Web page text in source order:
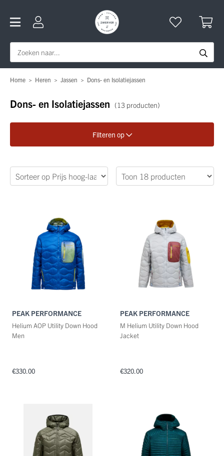
Home > Heren > Jassen > Dons- en Isolatiejassen
Dons- en Isolatiejassen (13 producten)
Filteren op
Verfijn je zoekopdracht
Kleuren
PEAK PERFORMANCE
Helium AOP Utility Down Hood
Men
€330.00
PEAK PERFORMANCE
M Helium Utility Down Hood
Jacket
€320.00